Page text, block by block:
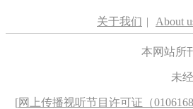
关于我们 | About
本网站所
未
[网上传播视听节目许可证（0106168